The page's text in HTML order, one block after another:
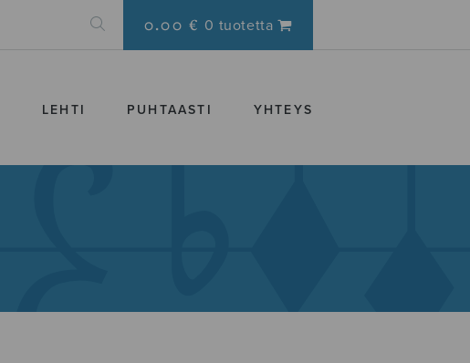
0.00 € 0 tuotetta
LEHTI PUHTAASTI YHTEYS